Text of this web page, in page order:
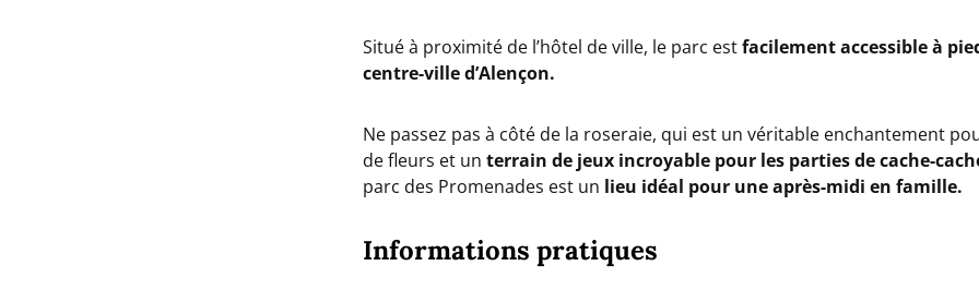
Situé à proximité de l’hôtel de ville, le parc estfacilement accessible à
centre-ville d’Alençon.
Ne passez pas à côté de la roseraie, qui est un véritable enchantement
de fleurs et un terrain de jeux incroyable pour les parties de cache-
parc des Promenades est un lieu idéal pour une après-midi en famille.
Informations pratiques